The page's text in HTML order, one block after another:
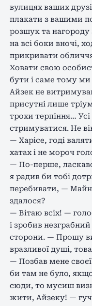
вулицях ваших
плакати з вашими
розшук та нагороду
на всі боки вночі,
прикривати
Ховати свою
бути і саме тому ми
Айзек не
присутні лише
трохи терпіння…
стримуватися. Не
— Харісе, годі
хатах і не мороч
— По-перше,
я радив би тобі
перебивати, —
здалося?
— Вітаю всіх! —
і зробив
сторони. — Прошу
вразливої ​​душі,
— Позбав мене
би там не було,
сюди, то мусиш
жити, Айзеку! —